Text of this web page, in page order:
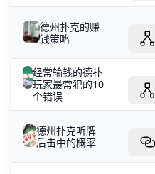
德州扑克的赚
钱策略
经常输钱的德扑
玩家最常犯的10
个错误
德州扑克听牌
后击中的概率